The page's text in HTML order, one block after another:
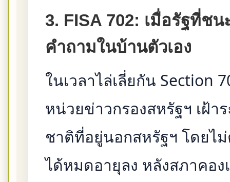
3. FISA 702: เมื่อรัฐที่ช
คำถามในบ้านตัวเอง
ในเวลาไล่เลี่ยกัน Section
หน่วยข่าวกรองสหรัฐฯ เฝ้า
ชาติที่อยู่นอกสหรัฐฯ โดยไ
ได้หมดอายุลง หลังสภาคอง